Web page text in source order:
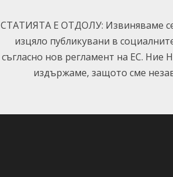
СТАТИЯТА Е ОТДОЛУ: Извиняваме
изцяло публикувани в
съгласно нов регламент на ЕС. Ние
издържаме, защото сме